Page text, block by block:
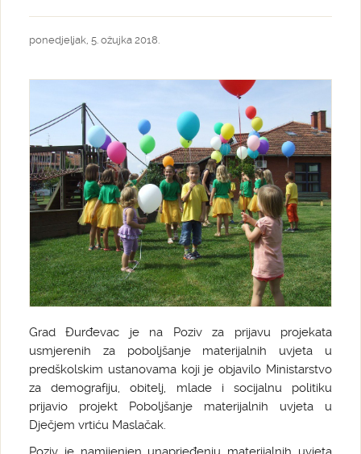
ponedjeljak, 5. ožujka 2018.
Grad Đurđevac je na Poziv za prijavu projekata
usmjerenih za poboljšanje materijalnih uvjeta u
predškolskim ustanovama koji je objavilo Ministarstvo
za demografiju, obitelj, mlade i socijalnu politiku
prijavio projekt Poboljšanje materijalnih uvjeta u
Dječjem vrtiću Maslačak.